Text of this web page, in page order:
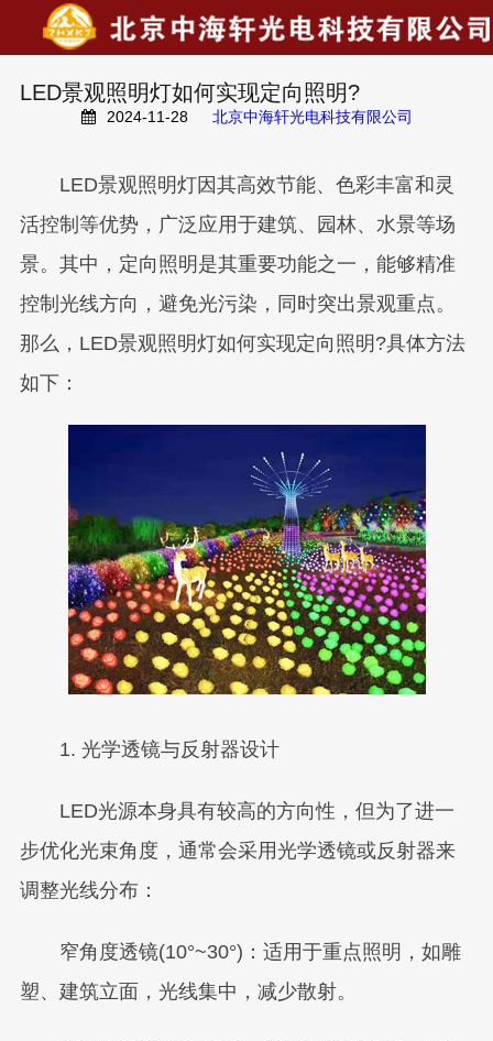
LED景观照明灯如何实现定向照明?
2024-11-28 北京中海轩光电科技有限公司
LED景观照明灯因其高效节能、色彩丰富和灵
活控制等优势，广泛应用于建筑、园林、水景等场
景。其中，定向照明是其重要功能之一，能够精准
控制光线方向，避免光污染，同时突出景观重点。
那么，LED景观照明灯如何实现定向照明?具体方法
如下：
1. 光学透镜与反射器设计
LED光源本身具有较高的方向性，但为了进一
步优化光束角度，通常会采用光学透镜或反射器来
调整光线分布：
窄角度透镜(10°~30°)：适用于重点照明，如雕
塑、建筑立面，光线集中，减少散射。